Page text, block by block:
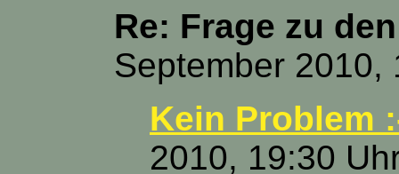
Re: Frage zu
September 2010,
Kein Problem
2010, 19:30